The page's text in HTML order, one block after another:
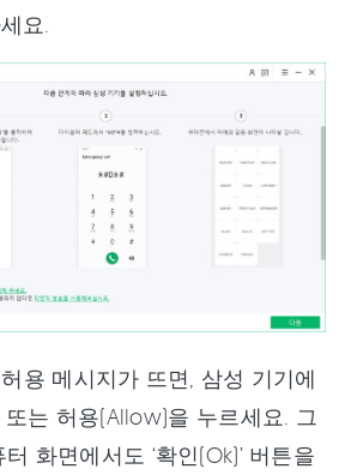
요.
용 메시지가 뜨면, 삼성 기기에
또는 허용(Allow)을 누르세요. 그
화면에서도 ‘확인(Ok)’ 버튼을